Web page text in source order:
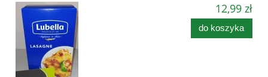
12,99 zł
do koszyka